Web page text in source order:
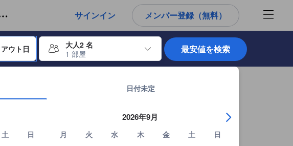
サインイン メンバー登録（無料）
す。
ウト日
大人2 名
1 部屋
ます。方向キーを使用して、チェックイン日とチェックアウト日を移動します。エンターキ
日付未定
土 日
2026年9月
月 火 水 木 金 土 日
最安値を検索
あるため、これから宿泊選びをされるユーザーにとっても参考となる信頼できる情報